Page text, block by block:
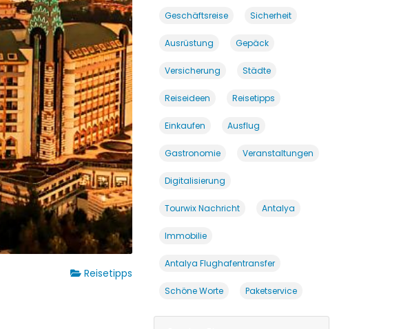
Reisetipps
Geschäftsreise Sicherheit
Ausrüstung Gepäck
Versicherung Städte
Reiseideen Reisetipps
Einkaufen Ausflug
Gastronomie Veranstaltungen
Digitalisierung
Tourwix Nachricht Antalya
Immobilie
Antalya Flughafentransfer
Schöne Worte Paketservice